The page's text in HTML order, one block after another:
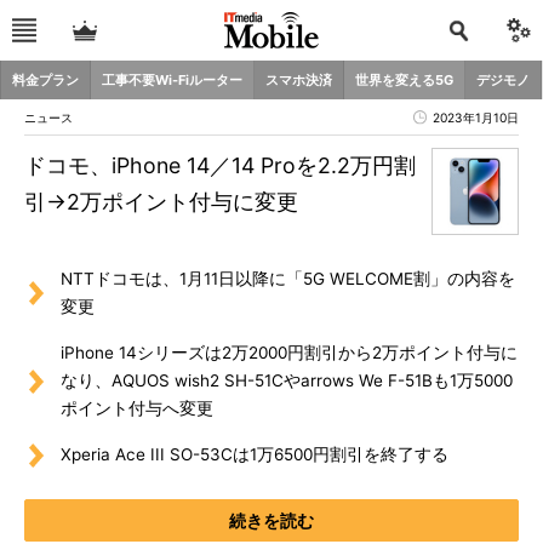
料金プラン 工事不要Wi-Fiルーター スマホ決済 世界を変える5G デジモノ
ニュース 2023年1月10日
ドコモ、iPhone 14／14 Proを2.2万円割
引→2万ポイント付与に変更
NTTドコモは、1月11日以降に「5G WELCOME割」の内容を
変更
iPhone 14シリーズは2万2000円割引から2万ポイント付与に
なり、AQUOS wish2 SH-51Cやarrows We F-51Bも1万5000
ポイント付与へ変更
Xperia Ace III SO-53Cは1万6500円割引を終了する
続きを読む